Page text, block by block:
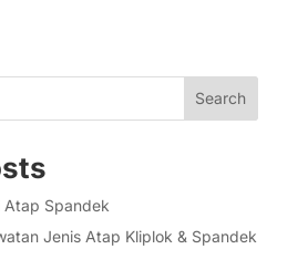
Search
Atap Spandek
Jenis Atap Kliplok & Spandek